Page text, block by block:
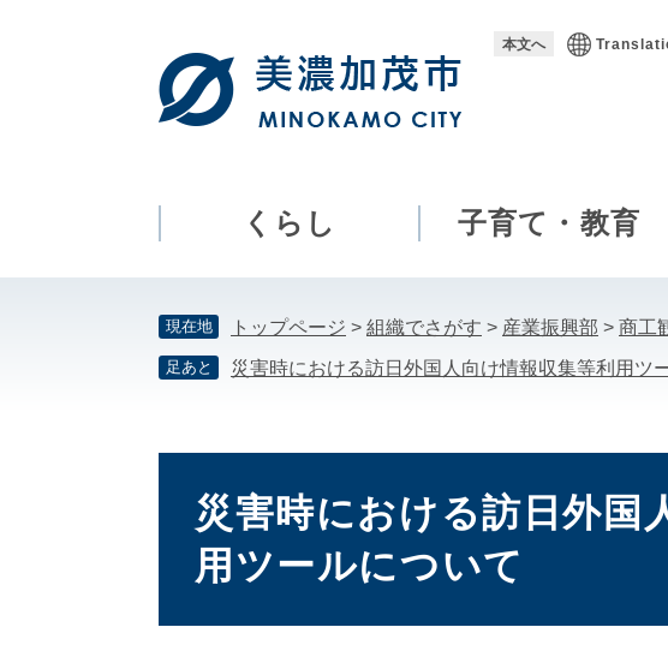
本
本文へ
くらし 子育て・教育
現在地 トップページ > 組織でさがす > 産業振興部 > 商工
足あと 災害時における訪日外国人向け情報収集等利用ツ
災害時における訪日外国
用ツールについて